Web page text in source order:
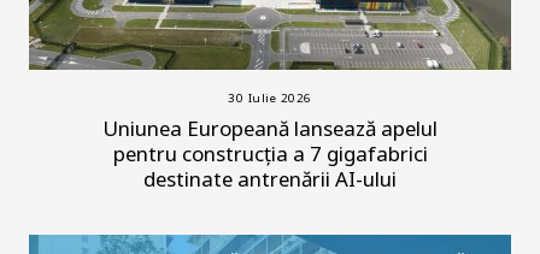
30 Iulie 2026
Uniunea Europeană lansează apelul
pentru construcția a 7 gigafabrici
destinate antrenării AI-ului